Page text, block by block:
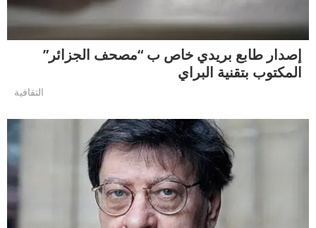
إصدار طابع بريدي خاص ب “مصحف الجزائر”
المكتوب بتقنية البراي
التقافية